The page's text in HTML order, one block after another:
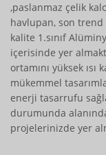
,paslanmaz çelik
havlupan, son
kalite 1.sınıf
içerisinde yer
ortamını yüksek ısı
mükemmel
enerji tasarrufu
durumunda
projelerinizde yer